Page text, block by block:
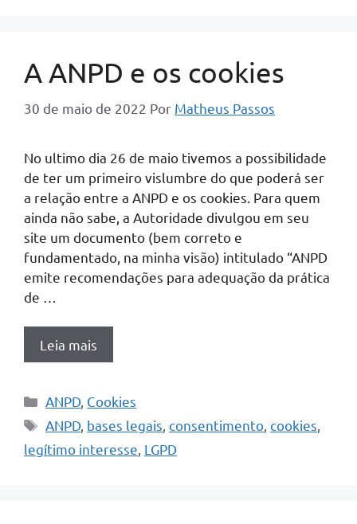
A ANPD e os cookies
30 de maio de 2022 Por Matheus Passos
No ultimo dia 26 de maio tivemos a possibilidade
de ter um primeiro vislumbre do que poderá ser
a relação entre a ANPD e os cookies. Para quem
ainda não sabe, a Autoridade divulgou em seu
site um documento (bem correto e
fundamentado, na minha visão) intitulado “ANPD
emite recomendações para adequação da prática
de …
Leia mais
Categorias
ANPD Cookies
Tags
ANPD bases legais ,consentimento ,cookies
legítimo interesse LGPD